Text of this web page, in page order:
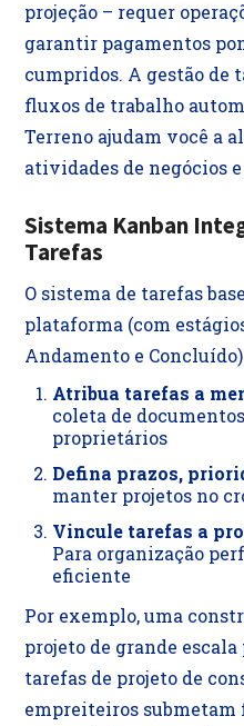
projeção – requer
garantir pagamentos
cumpridos. A gestão de
fluxos de trabalho
Terreno ajudam você a
atividades de negócios
Sistema Kanban
Tarefas
O sistema de tarefas
plataforma (com
Andamento e
Atribua tarefas a
coleta de
proprietários
Defina prazos,
manter projetos no
Vincule tarefas a
Para organização
eficiente
Por exemplo, uma
projeto de grande
tarefas de projeto de
empreiteiros